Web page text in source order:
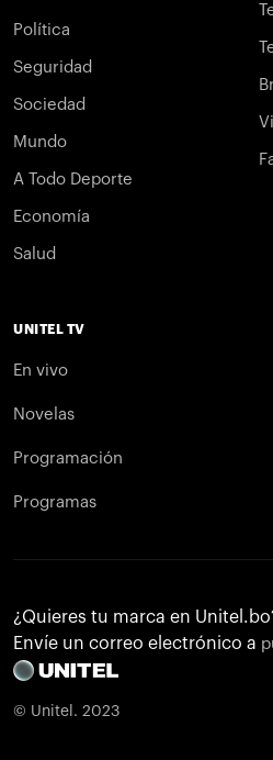
Política
Seguridad
Sociedad
Mundo
A Todo Deporte
Economía
Salud
UNITEL TV
En vivo
Novelas
Programación
Programas
¿Quieres tu marca en
Envíe un correo electrónico a
© Unitel. 2023